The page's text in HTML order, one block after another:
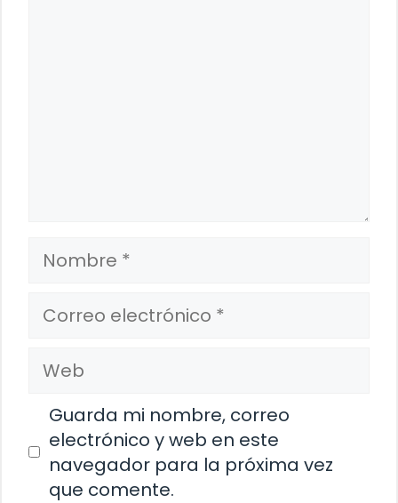
Nombre
Correo
electrónico
Web
Guarda mi nombre, correo
electrónico y web en este
navegador para la próxima vez
que comente.